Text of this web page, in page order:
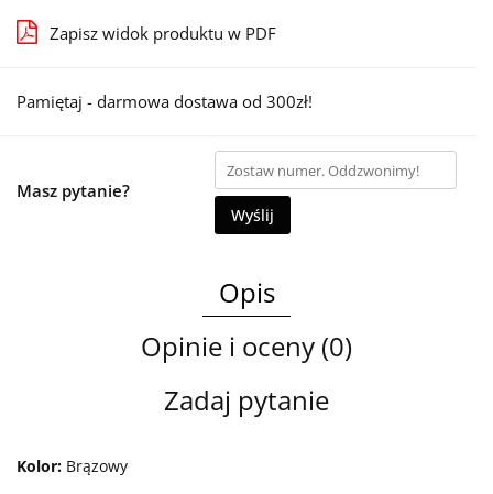
Zapisz widok produktu w PDF
Pamiętaj - darmowa dostawa od 300zł!
Masz pytanie?
Wyślij
Opis
Opinie i oceny (0)
Zadaj pytanie
Kolor: Brązowy